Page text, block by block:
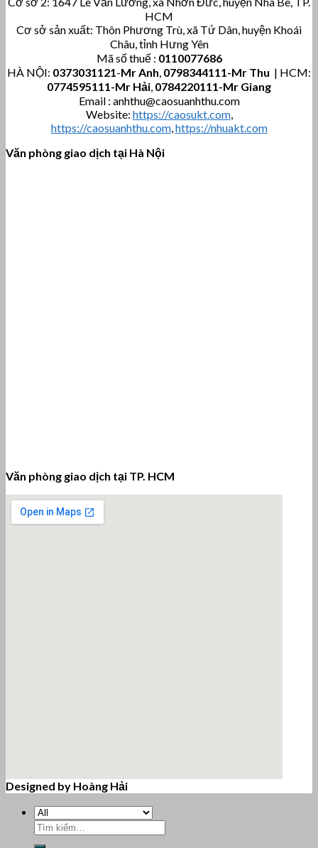
HCM
Cơ sở sản xuất: Thôn Phương Trù, xã Tứ Dân, huyện Khoái
Châu, tỉnh Hưng Yên
Mã số thuế : 0110077686
HÀ NỘI: 0373031121-Mr Anh, 0798344111-Mr Thu | HCM:
0774595111-Mr Hải, 0784220111-Mr Giang
Email : anhthu@caosuanhthu.com
Website: https://caosukt.com,
https://caosuanhthu.com,https://nhuakt.com
Văn phòng giao dịch tại Hà Nội
Văn phòng giao dịch tại TP. HCM
Designed by Hoàng Hải
Tìm
kiếm: